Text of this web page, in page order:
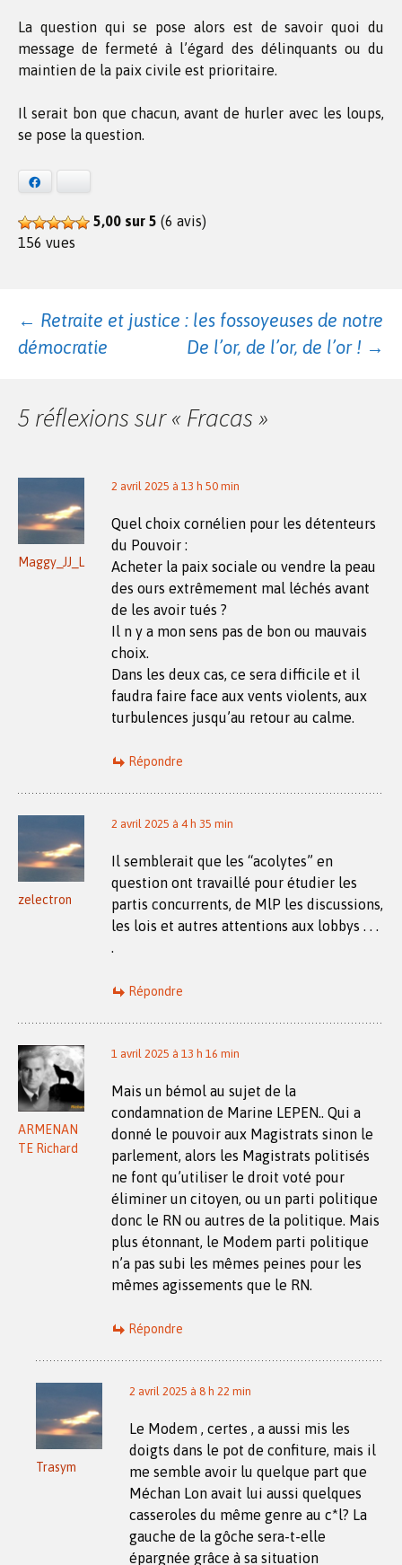
La question qui se pose alors est de savoir quoi du
message de fermeté à l’égard des délinquants ou du
maintien de la paix civile est prioritaire.
Il serait bon que chacun, avant de hurler avec les loups,
se pose la question.
5,00 sur 5 (6 avis)
156 vues
Navigation
← Retraite et justice : les fossoyeuses de notre
démocratie
De l’or, de l’or, de l’or ! →
5 réflexions sur « Fracas»
Maggy_JJ_L
2 avril 2025 à 13 h 50 min
Quel choix cornélien pour les détenteurs
du Pouvoir :
Acheter la paix sociale ou vendre la peau
des ours extrêmement mal léchés avant
de les avoir tués ?
Il n y a mon sens pas de bon ou mauvais
choix.
Dans les deux cas, ce sera difficile et il
faudra faire face aux vents violents, aux
turbulences jusqu’au retour au calme.
Répondre
zelectron
2 avril 2025 à 4 h 35 min
Il semblerait que les “acolytes” en
question ont travaillé pour étudier les
partis concurrents, de MlP les discussions,
les lois et autres attentions aux lobbys . . .
.
Répondre
ARMENAN
TE Richard
1 avril 2025 à 13 h 16 min
Mais un bémol au sujet de la
condamnation de Marine LEPEN.. Qui a
donné le pouvoir aux Magistrats sinon le
parlement, alors les Magistrats politisés
ne font qu’utiliser le droit voté pour
éliminer un citoyen, ou un parti politique
donc le RN ou autres de la politique. Mais
plus étonnant, le Modem parti politique
n’a pas subi les mêmes peines pour les
mêmes agissements que le RN.
Répondre
Trasym
2 avril 2025 à 8 h 22 min
Le Modem , certes , a aussi mis les
doigts dans le pot de confiture, mais il
me semble avoir lu quelque part que
Méchan Lon avait lui aussi quelques
casseroles du même genre au c*l? La
gauche de la gôche sera-t-elle
épargnée grâce à sa situation